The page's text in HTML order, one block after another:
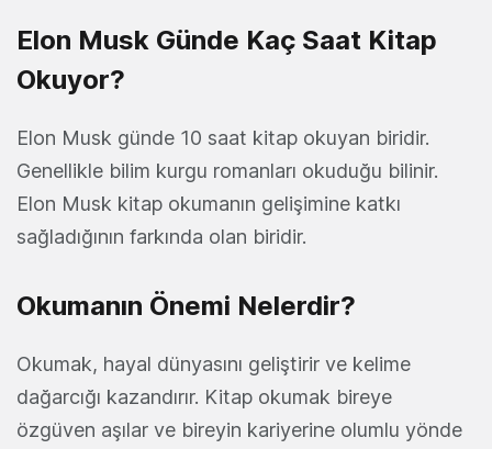
Elon Musk Günde Kaç Saat Kitap
Okuyor?
Elon Musk günde 10 saat kitap okuyan biridir.
Genellikle bilim kurgu romanları okuduğu bilinir.
Elon Musk kitap okumanın gelişimine katkı
sağladığının farkında olan biridir.
Okumanın Önemi Nelerdir?
Okumak, hayal dünyasını geliştirir ve kelime
dağarcığı kazandırır. Kitap okumak bireye
özgüven aşılar ve bireyin kariyerine olumlu yönde